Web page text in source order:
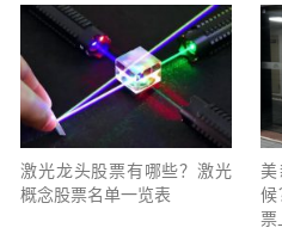
激光龙头股票有哪些？激光
概念股票名单一览表
候
票